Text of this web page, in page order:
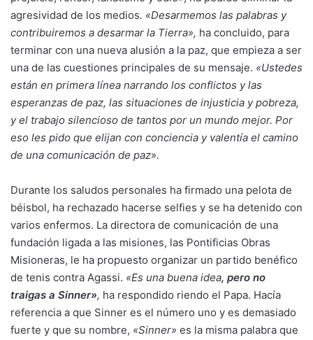
agresividad de los medios. «Desarmemos las palabras y
contribuiremos a desarmar la Tierra», ha concluido, para
terminar con una nueva alusión a la paz, que empieza a ser
una de las cuestiones principales de su mensaje. «Ustedes
están en primera línea narrando los conflictos y las
esperanzas de paz, las situaciones de injusticia y pobreza,
y el trabajo silencioso de tantos por un mundo mejor. Por
eso les pido que elijan con conciencia y valentía el camino
de una comunicación de paz».
Durante los saludos personales ha firmado una pelota de
béisbol, ha rechazado hacerse selfies y se ha detenido con
varios enfermos. La directora de comunicación de una
fundación ligada a las misiones, las Pontificias Obras
Misioneras, le ha propuesto organizar un partido benéfico
de tenis contra Agassi. «Es una buena idea, pero no
traigas a Sinner», ha respondido riendo el Papa. Hacía
referencia a que Sinner es el número uno y es demasiado
fuerte y que su nombre, «Sinner» es la misma palabra que